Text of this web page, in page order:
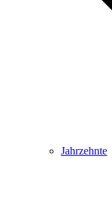
Jahrzehnte